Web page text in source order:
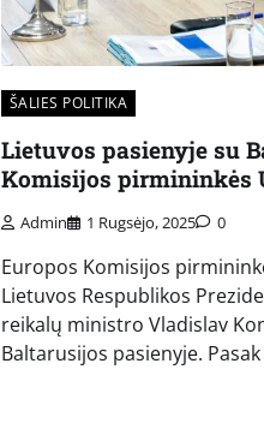
ŠALIES POLITIKA
Lietuvos pasienyje su
Komisijos pirmininkės
Admin 1 Rugsėjo, 2025 0
Europos Komisijos
Lietuvos Respublikos
reikalų ministro Vladislav
Baltarusijos pasienyje.